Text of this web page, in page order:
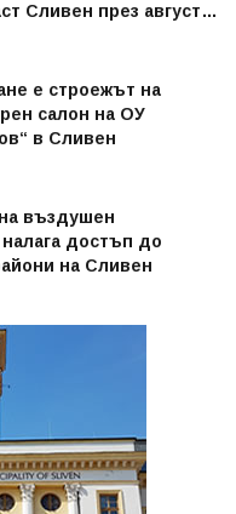
Сливен през август
е строежът на
салон на ОУ
в Сливен
въздушен
достъп до
на Сливен